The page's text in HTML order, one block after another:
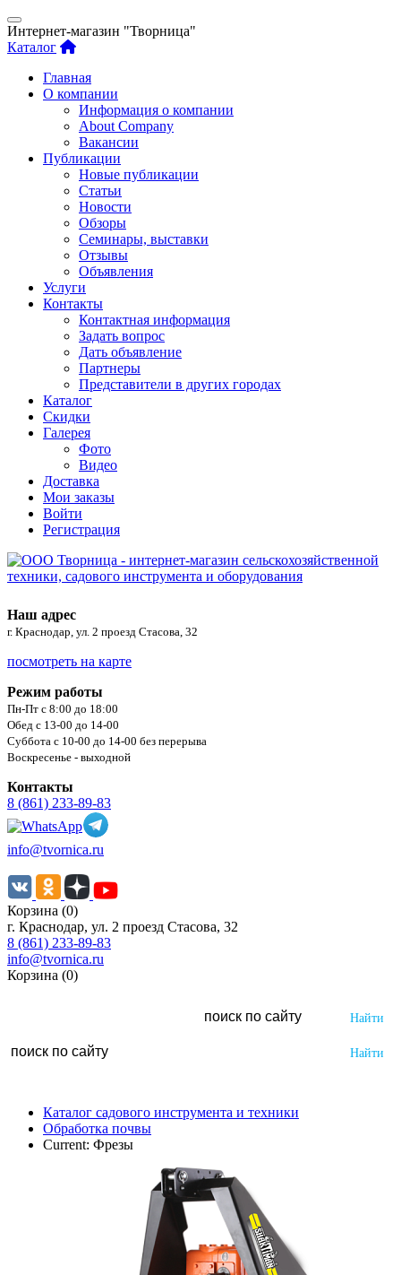
Интернет-магазин "Творница"
Каталог
Главная
О компании
Информация о компании
About Company
Вакансии
Публикации
Новые публикации
Статьи
Новости
Обзоры
Семинары, выставки
Отзывы
Объявления
Услуги
Контакты
Контактная информация
Задать вопрос
Дать объявление
Партнеры
Представители в других городах
Каталог
Скидки
Галерея
Фото
Видео
Доставка
Мои заказы
Войти
Регистрация
Наш адрес
г. Краснодар, ул. 2 проезд Стасова, 32
посмотреть на карте
Режим работы
Пн-Пт с 8:00 до 18:00
Обед с 13-00 до 14-00
Суббота с 10-00 до 14-00 без перерыва
Воскресенье - выходной
Контакты
8 (861) 233-89-83
info@tvornica.ru
Корзина (0)
г. Краснодар, ул. 2 проезд Стасова, 32
8 (861) 233-89-83
info@tvornica.ru
Корзина (0)
Каталог садового инструмента и техники
Обработка почвы
Current: Фрезы